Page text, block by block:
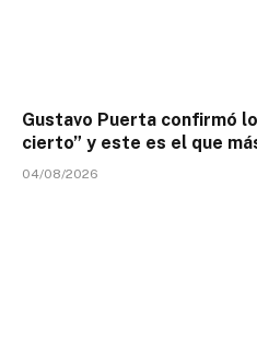
Gustavo Puerta confirmó
cierto” y este es el que
04/08/2026